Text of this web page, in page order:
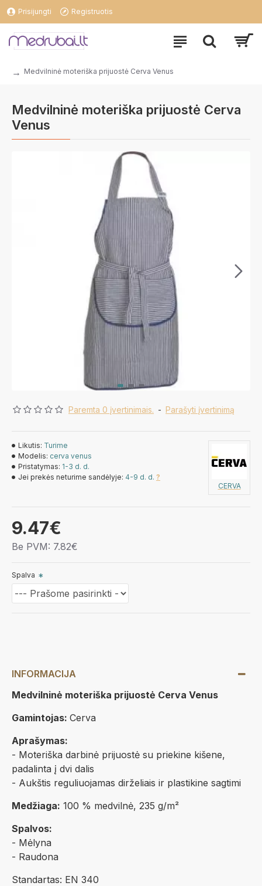
Prisijungti Registruotis
Medvilninė moteriška prijuostė Cerva Venus
Medvilninė moteriška prijuostė Cerva
Venus
Paremta 0 įvertinimais. - Parašyti įvertinimą
9.47€
Be PVM: 7.82€
Likutis: Turime
Modelis: cerva venus
Pristatymas: 1-3 d. d.
Jei prekės neturime sandėlyje: 4-9 d. d. ?
CERVA
Spalva
INFORMACIJA
Medvilninė moteriška prijuostė Cerva Venus
Gamintojas: Cerva
Aprašymas:
- Moteriška darbinė prijuostė su priekine kišene,
padalinta į dvi dalis
- Aukštis reguliuojamas dirželiais ir plastikine sagtimi
Medžiaga: 100 % medvilnė, 235 g/m²
Spalvos:
- Mėlyna
- Raudona
Standartas: EN 340